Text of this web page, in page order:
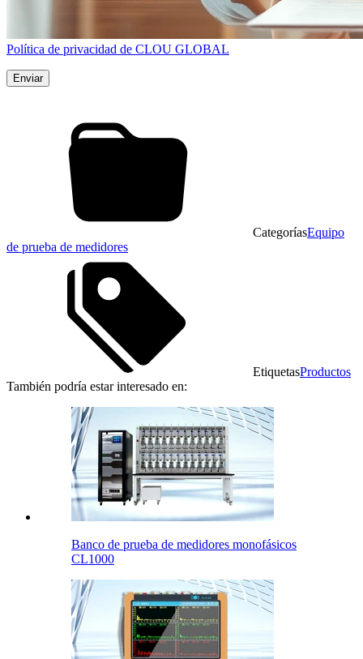
Política de privacidad de CLOU GLOBAL
CategoríasEquipo
de prueba de medidores
EtiquetasProductos
También podría estar interesado en:
Banco de prueba de medidores monofásicos
CL1000